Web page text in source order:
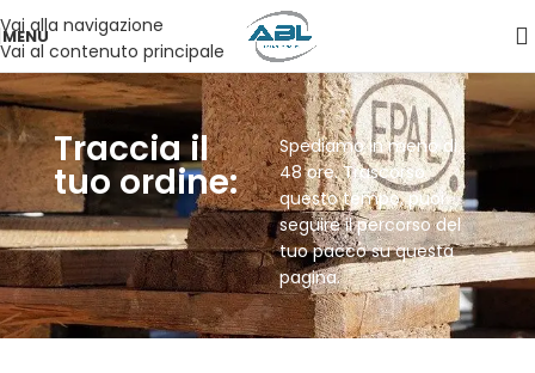
Vai alla navigazione
Vai al contenuto principale
MENU
Traccia il
tuo ordine:
Spediamo in meno di
48 ore. Trascorso
questo tempo, puoi
seguire il percorso del
tuo pacco su questa
pagina.